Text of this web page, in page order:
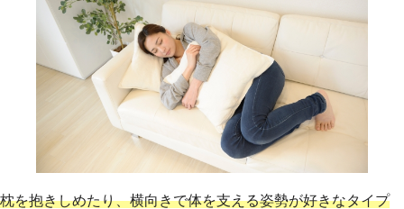
枕を抱きしめたり、横向きで体を支える姿勢が好きなタイプ